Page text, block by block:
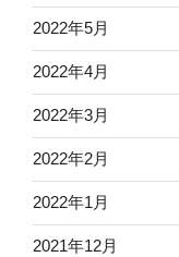
2022年5月
2022年4月
2022年3月
2022年2月
2022年1月
2021年12月